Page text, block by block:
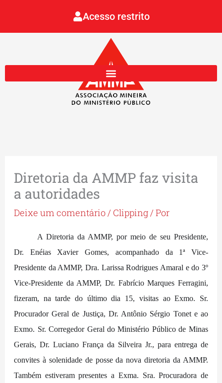
Acesso restrito
Diretoria da AMMP faz visita
a autoridades
Deixe um comentário/ Clipping/ Por
A Diretoria da AMMP, por meio de seu Presidente,
Dr. Enéias Xavier Gomes, acompanhado da 1ª Vice-
Presidente da AMMP, Dra. Larissa Rodrigues Amaral e do 3º
Vice-Presidente da AMMP, Dr. Fabrício Marques Ferragini,
fizeram, na tarde do último dia 15, visitas ao Exmo. Sr.
Procurador Geral de Justiça, Dr. Antônio Sérgio Tonet e ao
Exmo. Sr. Corregedor Geral do Ministério Público de Minas
Gerais, Dr. Luciano França da Silveira Jr., para entrega de
convites à solenidade de posse da nova diretoria da AMMP.
Também estiveram presentes a Exma. Sra. Procuradora de